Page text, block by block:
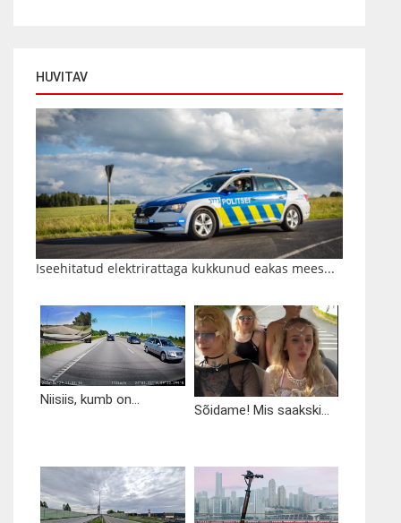
HUVITAV
Iseehitatud elektrirattaga kukkunud eakas mees...
Niisiis, kumb on...
Sõidame! Mis saakski...